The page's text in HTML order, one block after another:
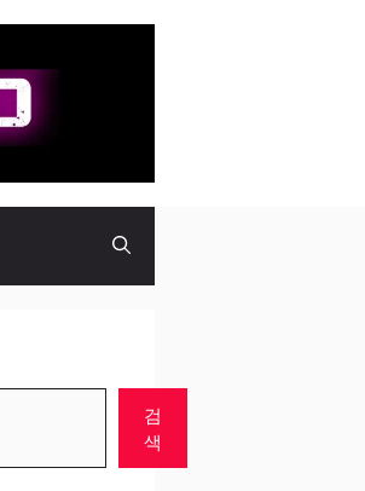
검
색